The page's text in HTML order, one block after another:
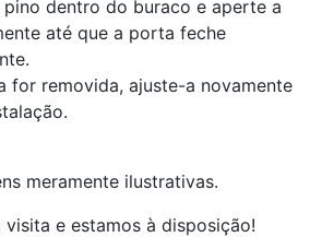
pino dentro do buraco e aperte a
até que a porta feche
for removida, ajuste-a novamente
meramente ilustrativas.
visita e estamos à disposição!